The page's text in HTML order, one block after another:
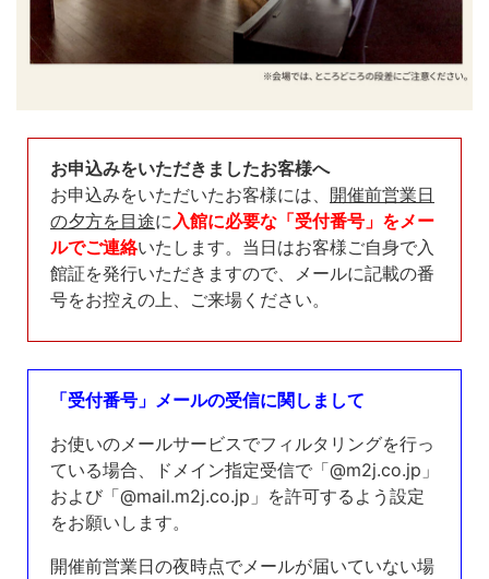
お申込みをいただきましたお客様へ
お申込みをいただいたお客様には、 開催前営業日
の夕方を目途に 入館に必要な「受付番号」をメー
ルでご連絡いたします。当日はお客様ご自身で入
館証を発行いただきますので、メールに記載の番
号をお控えの上、ご来場ください。
「受付番号」メールの受信に関しまして
お使いのメールサービスでフィルタリングを行っ
ている場合、ドメイン指定受信で「@m2j.co.jp」
および「@mail.m2j.co.jp」を許可するよう設定
をお願いします。
開催前営業日の夜時点でメールが届いていない場